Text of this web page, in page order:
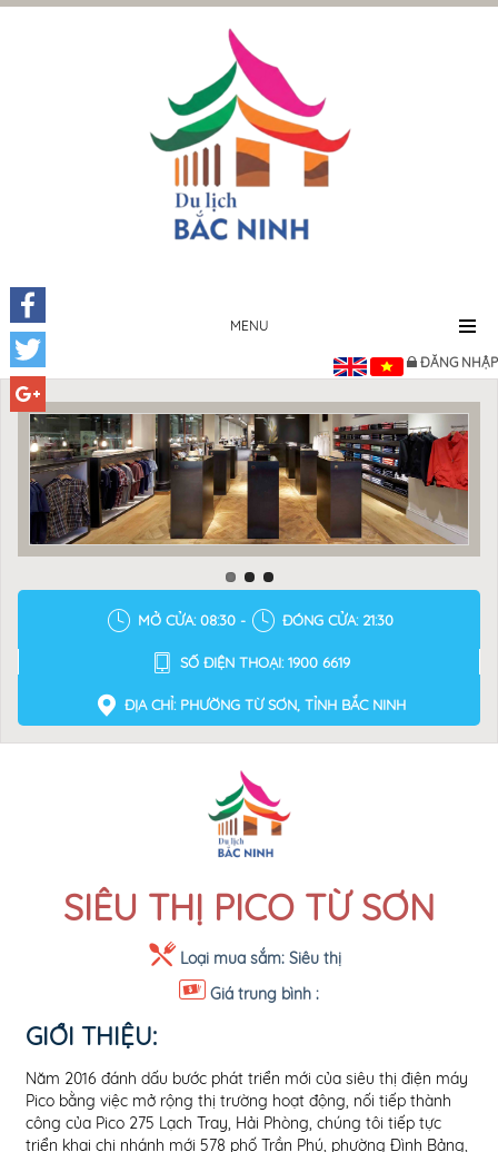
MENU
ĐĂNG NHẬP
MỞ CỬA: 08:30 - ĐÓNG CỬA: 21:30
SỐ ĐIỆN THOẠI: 1900 6619
ĐỊA CHỈ: PHƯỜNG TỪ SƠN, TỈNH BẮC NINH
SIÊU THỊ PICO TỪ SƠN
Loại mua sắm: Siêu thị
Giá trung bình :
GIỚI THIỆU:
Năm 2016 đánh dấu bước phát triển mới của siêu thị điện máy
Pico bằng việc mở rộng thị trường hoạt động, nối tiếp thành
công của Pico 275 Lạch Tray, Hải Phòng, chúng tôi tiếp tực
triển khai chi nhánh mới 578 phố Trần Phú, phường Đình Bảng,
Facebook
Twitter
Google+